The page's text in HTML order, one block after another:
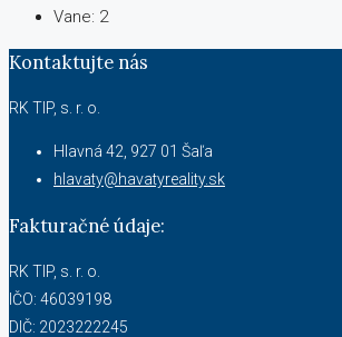
Vane: 2
Kontaktujte nás
RK TIP, s. r. o.
Hlavná 42, 927 01 Šaľa
hlavaty@havatyreality.sk
Fakturačné údaje:
RK TIP, s. r. o.
IČO: 46039198
DIČ: 2023222245